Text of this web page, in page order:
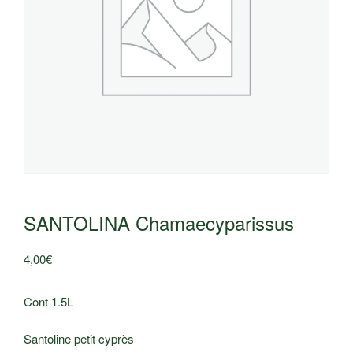
SANTOLINA Chamaecyparissus
4,00€
Cont 1.5L
Santoline petit cyprès